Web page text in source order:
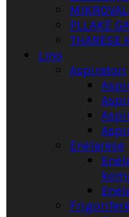
PLLAKË
THARËSE
Lino
Aspiratori
Enëlarëse
Frigoriferë